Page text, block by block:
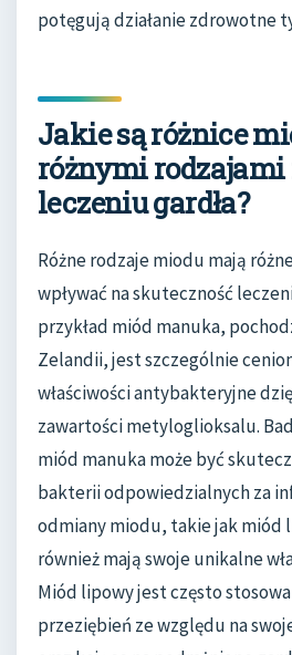
potęgują działanie zdrowotne
Jakie są różnice
różnymi
leczeniu gardła?
Różne rodzaje miodu mają
wpływać na skuteczność
przykład miód manuka,
Zelandii, jest szczególnie
właściwości antybakteryjne
zawartości metyloglioksalu.
miód manuka może być
bakterii odpowiedzialnych za
odmiany miodu, takie jak miód
również mają swoje unikalne
Miód lipowy jest często
przeziębień ze względu na